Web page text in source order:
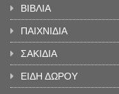
ΒΙΒΛΙΑ
ΠΑΙΧΝΙΔΙΑ
ΣΑΚΙΔΙΑ
ΕΙΔΗ ΔΩΡΟΥ